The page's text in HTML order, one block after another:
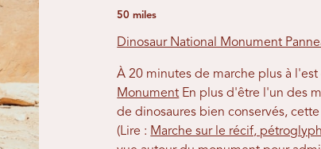
50 miles
Dinosaur National Monument
À 20 minutes de marche plus à
Monument En plus d'être l'un des
de dinosaures bien conservés,
(Lire : Marche sur le récif,